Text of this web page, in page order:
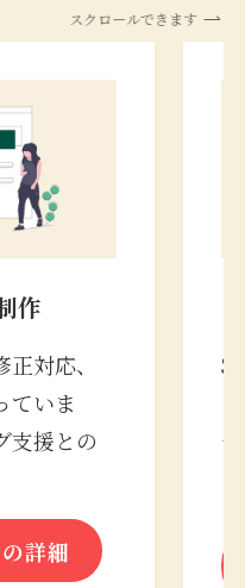
スクロールできます
作
対応、
ていま
支援との
詳細